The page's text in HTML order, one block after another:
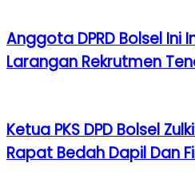
Anggota DPRD Bolsel Ini
Larangan Rekrutmen
Ketua PKS DPD Bolsel
Rapat Bedah Dapil Dan